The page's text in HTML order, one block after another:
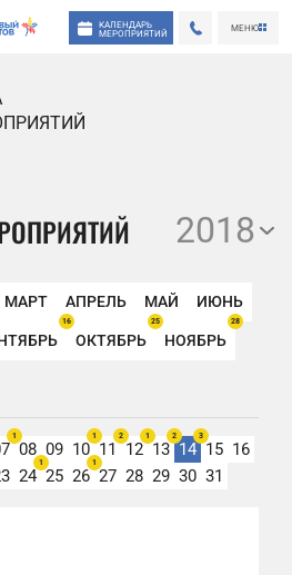
КАЛЕНДАРЬ
МЕРОПРИЯТИЙ
МЕНЮ
2018
МАРТ АПРЕЛЬ МАЙ ИЮНЬ
16
ОКТЯБРЬ
25
НОЯБРЬ
28
1
08 09 10
1
11
2
12
1
13
2
14
3
15 16
24
1
25 26
1
27 28 29 30 31